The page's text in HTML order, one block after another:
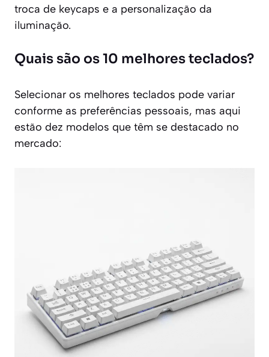
troca de keycaps e a personalização da
iluminação.
Quais são os 10 melhores teclados?
Selecionar os melhores teclados pode variar
conforme as preferências pessoais, mas aqui
estão dez modelos que têm se destacado no
mercado: